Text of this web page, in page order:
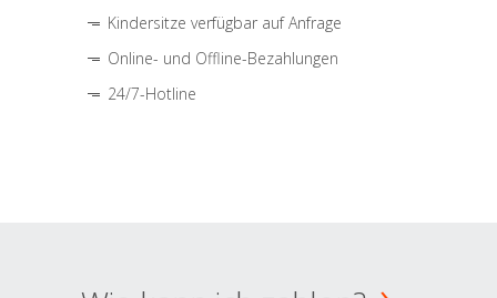
Kindersitze verfügbar auf Anfrage
Online- und Offline-Bezahlungen
24/7-Hotline